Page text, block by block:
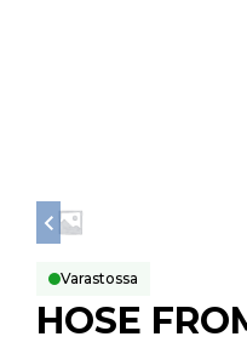
Varastossa
HOSE